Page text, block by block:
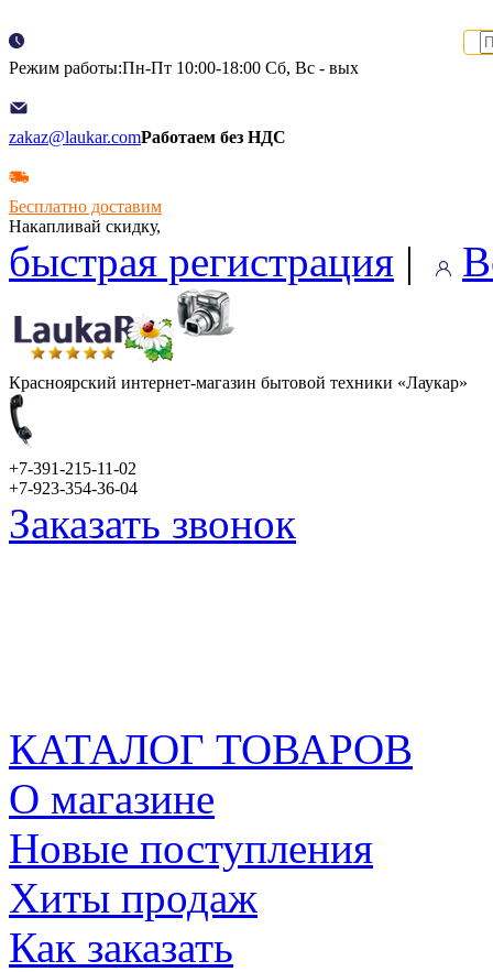
Режим работы:Пн-Пт 10:00-18:00 Сб, Вс - вых
zakaz@laukar.comРаботаем без НДС
Бесплатно доставим
Накапливай скидку,
быстрая регистрация |
Красноярский интернет-магазин бытовой техники «Лаукар»
+7-391-215-11-02
+7-923-354-36-04
Заказать звонок
КАТАЛОГ ТОВАРОВ
О магазине
Новые поступления
Хиты продаж
Как заказать